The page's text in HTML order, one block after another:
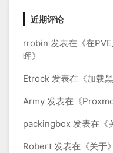
近期评论
rrobin 发表在《在
晖》
Etrock 发表在《加载
Army 发表在《
packingbox 发表在《
Robert 发表在《关于》